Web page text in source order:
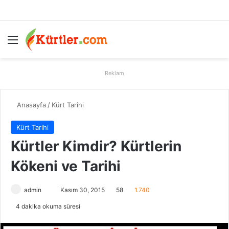
Menü
Reklam
Anasayfa / Kürt Tarihi
Kürt Tarihi
Kürtler Kimdir? Kürtlerin
Kökeni ve Tarihi
admin
e
Kasım 30, 2015 58 1.740
4 dakika okuma süresi